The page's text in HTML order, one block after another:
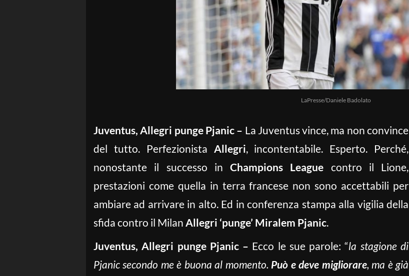
LaPresse/Daniele Badolato
Juventus, Allegri punge Pjanic – La Juventus vince, ma non convince
del tutto. Perfezionista Allegri, incontentabile. Esperto. Perché,
nonostante il successo in Champions League contro il Lione,
prestazioni come quella in terra francese non sono accettabili per
ambiare ad arrivare in alto. Ed in conferenza stampa alla vigilia della
sfida contro il Milan Allegri ‘punge’ Miralem Pjanic.
Juventus, Allegri punge Pjanic – Ecco le sue parole: “la stagione di
Pjanic secondo me è buona al momento. Può e deve migliorare, ma è già